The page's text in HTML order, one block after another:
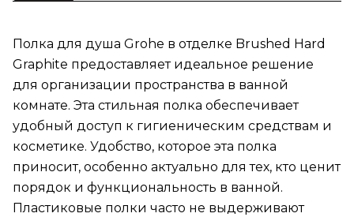
Полка для душа Grohe в отделке Brushed Hard
Graphite предоставляет идеальное решение
для организации пространства в ванной
комнате. Эта стильная полка обеспечивает
удобный доступ к гигиеническим средствам и
косметике. Удобство, которое эта полка
приносит, особенно актуально для тех, кто ценит
порядок и функциональность в ванной.
Пластиковые полки часто не выдерживают